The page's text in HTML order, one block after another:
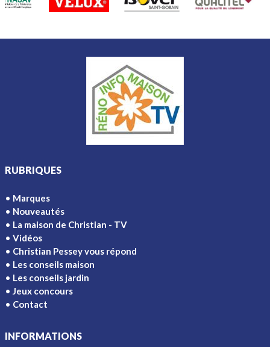
RUBRIQUES
Marques
Nouveautés
La maison de Christian - TV
Vidéos
Christian Pessey vous répond
Les conseils maison
Les conseils jardin
Jeux concours
Contact
INFORMATIONS